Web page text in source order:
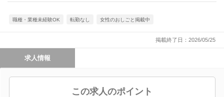
職種・業種未経験OK 転勤なし 女性のおしごと掲載中
掲載終了日：2026/05/25
求人情報
この求人のポイント